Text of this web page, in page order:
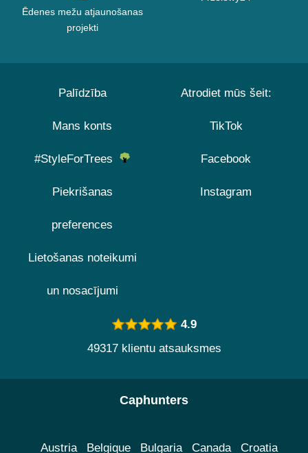
Ēdenes mežu atjaunošanas
projekti
Palīdzība
Mans konts
#StyleForTrees
Piekrišanas
preferences
Lietošanas noteikumi
un nosacījumi
Atrodiet mūs šeit:
TikTok
Facebook
Instagram
4.9
49317 klientu atsauksmes
Caphunters
Austria Belgique Bulgaria Canada Croatia